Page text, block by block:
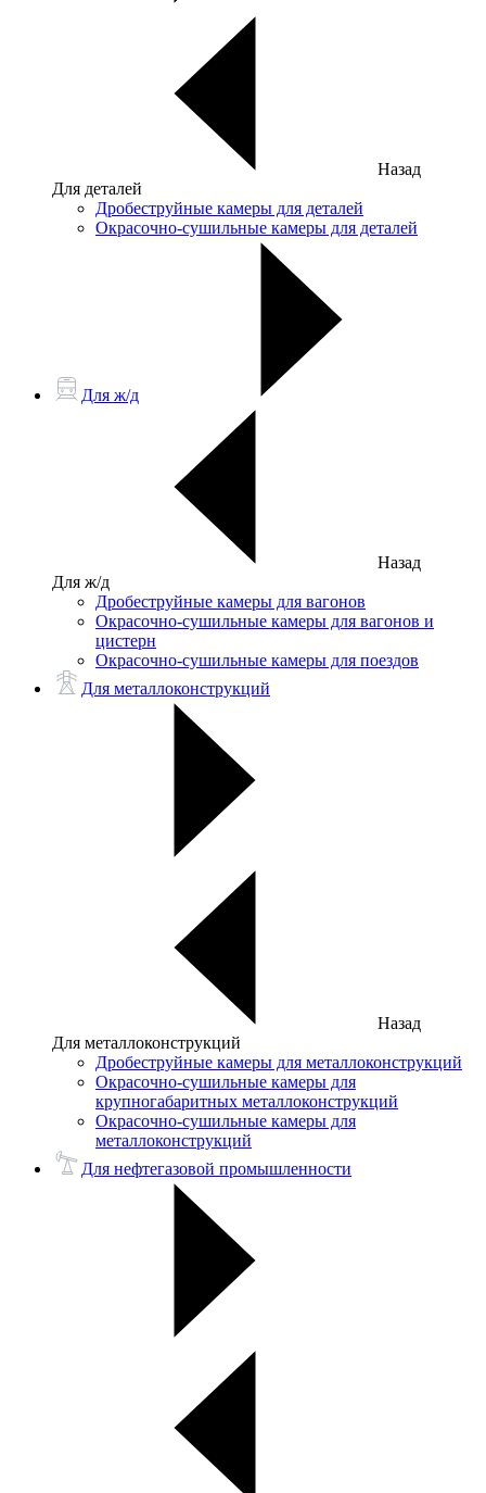
Назад
Для деталей
Дробеструйные камеры для деталей
Окрасочно-сушильные камеры для деталей
Для ж/д
Назад
Для ж/д
Дробеструйные камеры для вагонов
Окрасочно-сушильные камеры для вагонов и
цистерн
Окрасочно-сушильные камеры для поездов
Для металлоконструкций
Назад
Для металлоконструкций
Дробеструйные камеры для металлоконструкций
Окрасочно-сушильные камеры для
крупногабаритных металлоконструкций
Окрасочно-сушильные камеры для
металлоконструкций
Для нефтегазовой промышленности